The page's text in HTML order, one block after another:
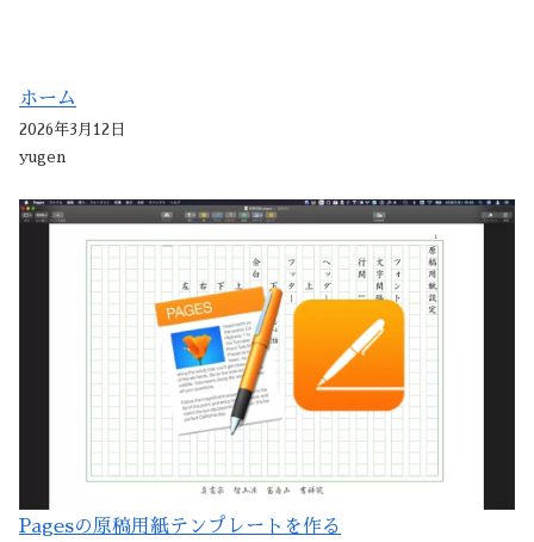
ホーム
2026年3月12日
yugen
Pagesの原稿用紙テンプレートを作る